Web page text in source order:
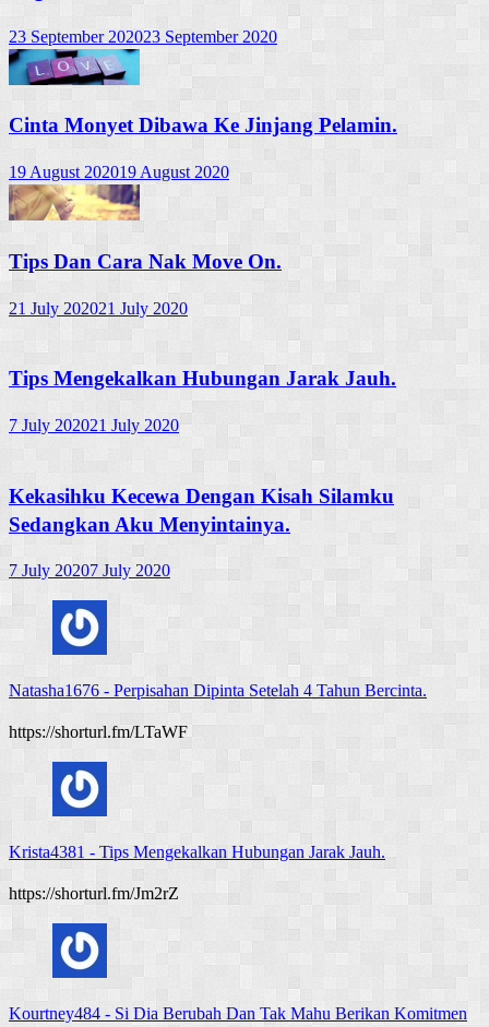
23 September 202023 September 2020
Cinta Monyet Dibawa Ke Jinjang Pelamin.
19 August 202019 August 2020
Tips Dan Cara Nak Move On.
21 July 202021 July 2020
Tips Mengekalkan Hubungan Jarak Jauh.
7 July 202021 July 2020
Kekasihku Kecewa Dengan Kisah Silamku
Sedangkan Aku Menyintainya.
7 July 20207 July 2020
Natasha1676 - Perpisahan Dipinta Setelah 4 Tahun Bercinta.
https://shorturl.fm/LTaWF
Krista4381 - Tips Mengekalkan Hubungan Jarak Jauh.
https://shorturl.fm/Jm2rZ
Kourtney484 - Si Dia Berubah Dan Tak Mahu Berikan Komitmen